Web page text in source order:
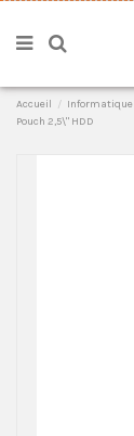
Accueil Informatique
Pouch 2,5\" HDD